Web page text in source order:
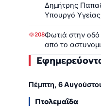
Δημήτρης
Υπουργό
208Φωτιά στην οδό
από το
Πέμπτη, 6
Πτολεμαΐδα